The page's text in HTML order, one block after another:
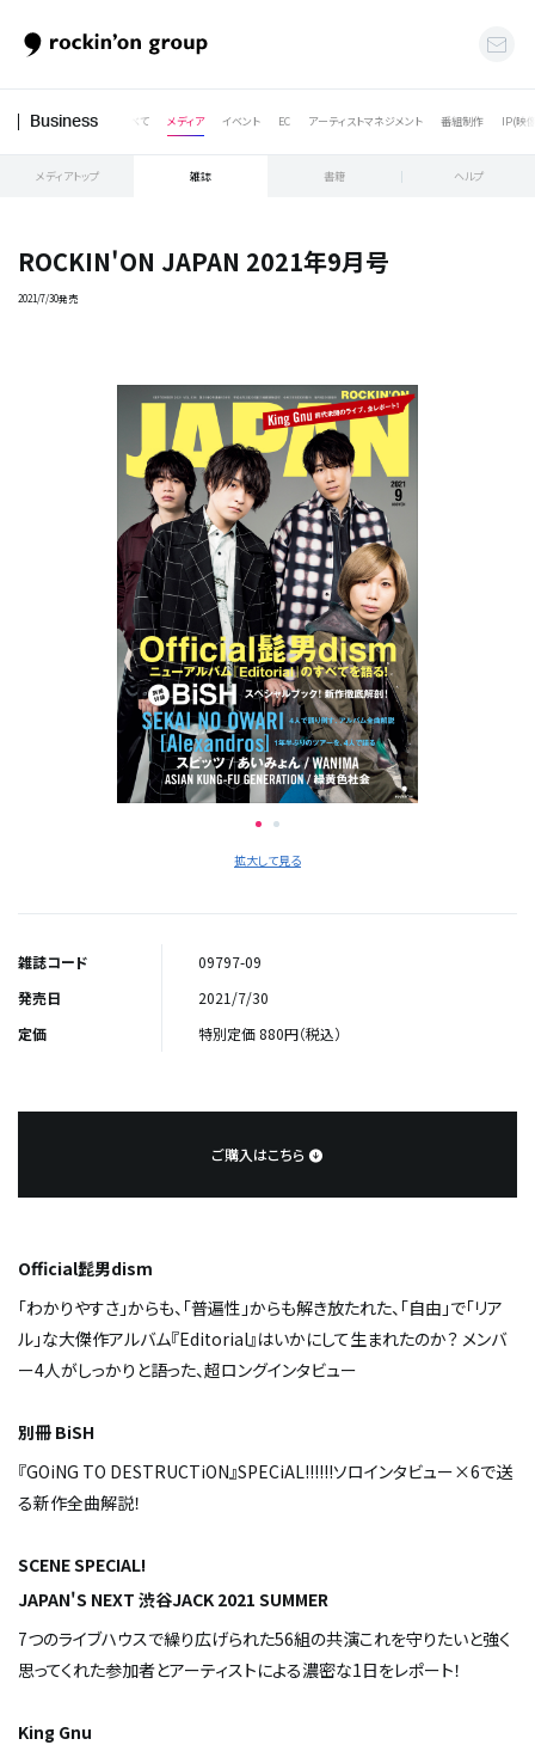
Business すべて メディア イベント EC アーティストマネジメント 番組制作 IP(映
メディアトップ 雑誌 書籍 ヘルプ
ROCKIN'ON JAPAN 2021年9月号
2021/7/30発売
拡大して見る
雑誌コード
09797-09
発売日
2021/7/30
定価
特別定価 880円（税込）
ご購入はこちら
Official髭男dism
「わかりやすさ」からも、「普遍性」からも解き放たれた、「自由」で「リア
ル」な大傑作アルバム『Editorial』はいかにして生まれたのか？ メンバ
ー4人がしっかりと語った、超ロングインタビュー
別冊 BiSH
『GOiNG TO DESTRUCTiON』SPECiAL!!!!!!――ソロインタビュー×6で送
る新作全曲解説！
SCENE SPECIAL!
JAPAN'S NEXT 渋谷JACK 2021 SUMMER
7つのライブハウスで繰り広げられた56組の共演――これを守りたいと強く
思ってくれた参加者とアーティストによる濃密な1日をレポート！
King Gnu